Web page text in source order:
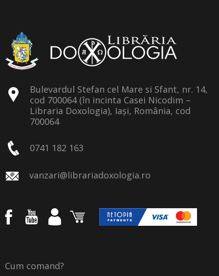
Bulevardul Stefan cel Mare si Sfant, nr. 14,
cod 700064 (în incinta Casei Nicodim –
Libraria Doxologia), Iași, România, cod
700064
0741 182 163
vanzari@librariadoxologia.ro
Cum comand?